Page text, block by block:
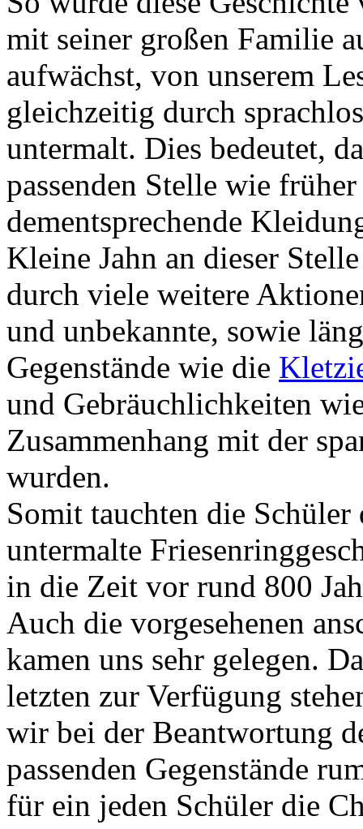
mit seiner großen Familie
aufwächst, von unserem
gleichzeitig durch
untermalt. Dies bedeutet,
passenden Stelle wie
dementsprechende
Kleine Jahn an dieser
durch viele weitere
und unbekannte, sowie
Gegenstände wie die
und Gebräuchlichkeiten
Zusammenhang mit der
wurden.
Somit tauchten die
untermalte
in die Zeit vor rund 800
Auch die vorgesehenen
kamen uns sehr gelegen.
letzten zur Verfügung
wir bei der Beantwortung
passenden Gegenstände
für ein jeden Schüler die